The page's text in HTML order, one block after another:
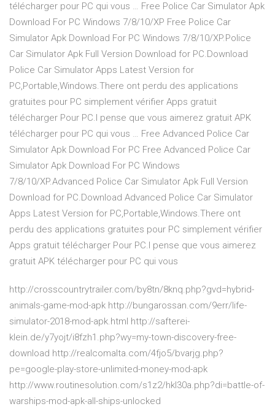
télécharger pour PC qui vous … Free Police Car Simulator Apk
Download For PC Windows 7/8/10/XP Free Police Car
Simulator Apk Download For PC Windows 7/8/10/XP.Police
Car Simulator Apk Full Version Download for PC.Download
Police Car Simulator Apps Latest Version for
PC,Portable,Windows.There ont perdu des applications
gratuites pour PC simplement vérifier Apps gratuit
télécharger Pour PC.I pense que vous aimerez gratuit APK
télécharger pour PC qui vous … Free Advanced Police Car
Simulator Apk Download For PC Free Advanced Police Car
Simulator Apk Download For PC Windows
7/8/10/XP.Advanced Police Car Simulator Apk Full Version
Download for PC.Download Advanced Police Car Simulator
Apps Latest Version for PC,Portable,Windows.There ont
perdu des applications gratuites pour PC simplement vérifier
Apps gratuit télécharger Pour PC.I pense que vous aimerez
gratuit APK télécharger pour PC qui vous
http://crosscountrytrailer.com/by8tn/8knq.php?gvd=hybrid-
animals-game-mod-apk http://bungarossan.com/9err/life-
simulator-2018-mod-apk.html http://safterei-
klein.de/y7yojt/i8fzh1.php?wy=my-town-discovery-free-
download http://realcomalta.com/4fjo5/bvarjg.php?
pe=google-play-store-unlimited-money-mod-apk
http://www.routinesolution.com/s1z2/hkl30a.php?di=battle-of-
warships-mod-apk-all-ships-unlocked